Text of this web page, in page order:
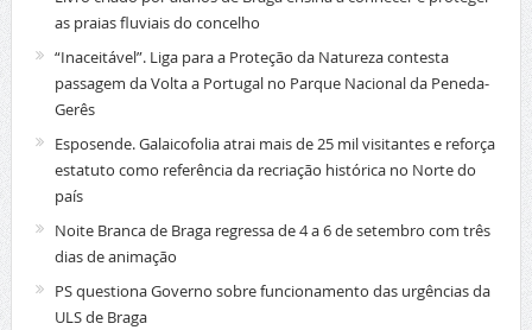
as praias fluviais do concelho
“Inaceitável”. Liga para a Proteção da Natureza contesta
passagem da Volta a Portugal no Parque Nacional da Peneda-
Gerês
Esposende. Galaicofolia atrai mais de 25 mil visitantes e reforça
estatuto como referência da recriação histórica no Norte do
país
Noite Branca de Braga regressa de 4 a 6 de setembro com três
dias de animação
PS questiona Governo sobre funcionamento das urgências da
ULS de Braga